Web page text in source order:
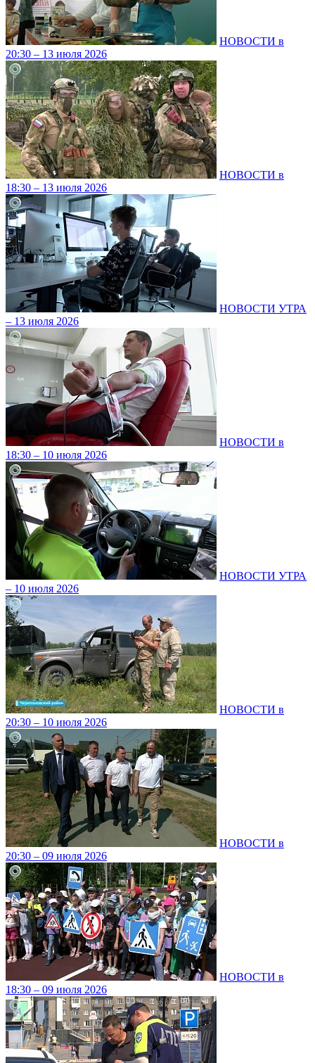
НОВОСТИ в
20:30 – 13 июля 2026
НОВОСТИ в
18:30 – 13 июля 2026
НОВОСТИ УТРА
– 13 июля 2026
НОВОСТИ в
18:30 – 10 июля 2026
НОВОСТИ УТРА
– 10 июля 2026
НОВОСТИ в
20:30 – 10 июля 2026
НОВОСТИ в
20:30 – 09 июля 2026
НОВОСТИ в
18:30 – 09 июля 2026